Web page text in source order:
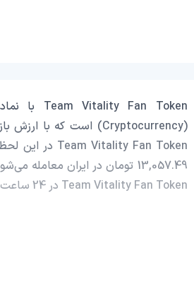
Team Vitality Fan Token در 24 ساعت اخیر، 0 کاهش داشته است.